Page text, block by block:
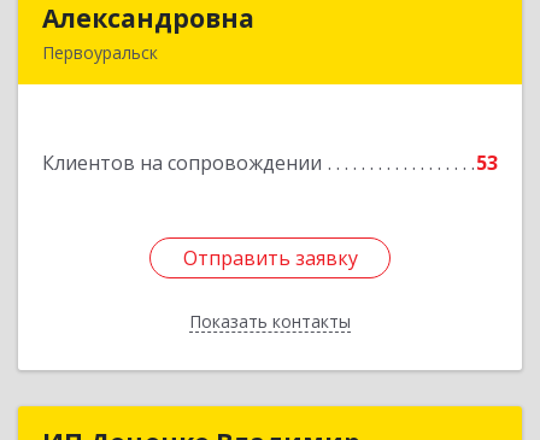
Александровна
Первоуральск
Клиентов на сопровождении 53
Отправить заявку
Показать контакты
Отправить заявку
Назад